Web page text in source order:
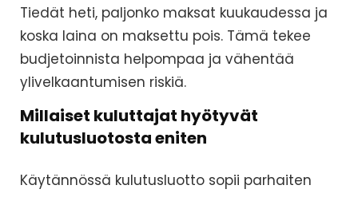
Tiedät heti, paljonko maksat kuukaudessa ja
koska laina on maksettu pois. Tämä tekee
budjetoinnista helpompaa ja vähentää
ylivelkaantumisen riskiä.
Millaiset kuluttajat hyötyvät
kulutusluotosta eniten
Käytännössä kulutusluotto sopii parhaiten